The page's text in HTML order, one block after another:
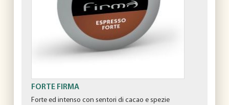
FORTE FIRMA
Forte ed intenso con sentori di cacao e spezie